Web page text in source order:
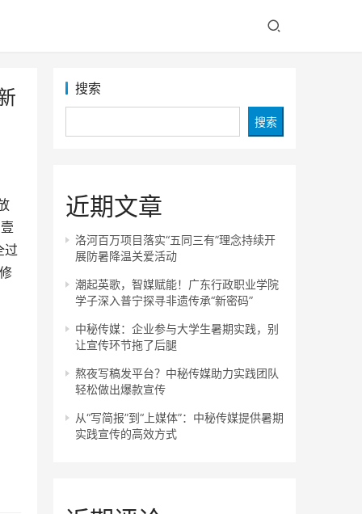
过
搜索
搜索
近期文章
洛河百万项目落实“五同三有”理念持续开
展防暑降温关爱活动
潮起英歌，智媒赋能！广东行政职业学院
学子深入普宁探寻非遗传承“新密码”
中秘传媒：企业参与大学生暑期实践，别
让宣传环节拖了后腿
熬夜写稿发平台？中秘传媒助力实践团队
轻松做出爆款宣传
从“写简报”到“上媒体”：中秘传媒提供暑期
实践宣传的高效方式